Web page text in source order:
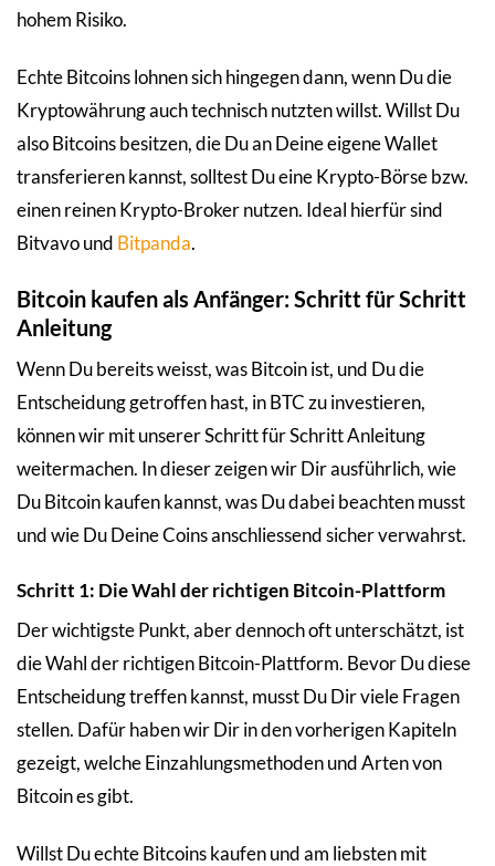
hohem Risiko.
Echte Bitcoins lohnen sich hingegen dann, wenn Du die
Kryptowährung auch technisch nutzten willst. Willst Du
also Bitcoins besitzen, die Du an Deine eigene Wallet
transferieren kannst, solltest Du eine Krypto-Börse bzw.
einen reinen Krypto-Broker nutzen. Ideal hierfür sind
Bitvavo und Bitpanda.
Bitcoin kaufen als Anfänger: Schritt für Schritt
Anleitung
Wenn Du bereits weisst, was Bitcoin ist, und Du die
Entscheidung getroffen hast, in BTC zu investieren,
können wir mit unserer Schritt für Schritt Anleitung
weitermachen. In dieser zeigen wir Dir ausführlich, wie
Du Bitcoin kaufen kannst, was Du dabei beachten musst
und wie Du Deine Coins anschliessend sicher verwahrst.
Schritt 1: Die Wahl der richtigen Bitcoin-Plattform
Der wichtigste Punkt, aber dennoch oft unterschätzt, ist
die Wahl der richtigen Bitcoin-Plattform. Bevor Du diese
Entscheidung treffen kannst, musst Du Dir viele Fragen
stellen. Dafür haben wir Dir in den vorherigen Kapiteln
gezeigt, welche Einzahlungsmethoden und Arten von
Bitcoin es gibt.
Willst Du echte Bitcoins kaufen und am liebsten mit